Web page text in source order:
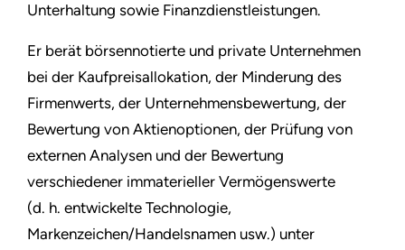
Unterhaltung sowie Finanzdienstleistungen.
Er berät börsennotierte und private Unternehmen
bei der Kaufpreisallokation, der Minderung des
Firmenwerts, der Unternehmensbewertung, der
Bewertung von Aktienoptionen, der Prüfung von
externen Analysen und der Bewertung
verschiedener immaterieller Vermögenswerte
(d. h. entwickelte Technologie,
Markenzeichen/Handelsnamen usw.) unter